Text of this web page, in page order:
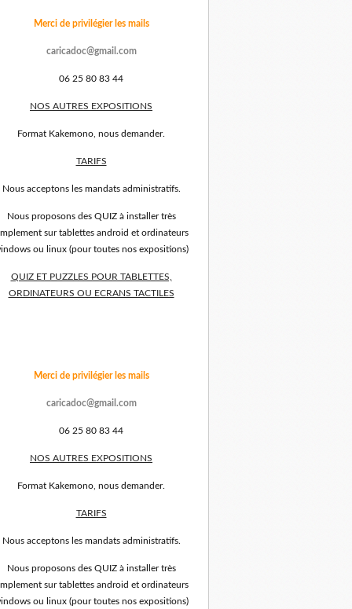
Merci de privilégier les mails
caricadoc@gmail.com
06 25 80 83 44
NOS AUTRES EXPOSITIONS
Format Kakemono, nous demander.
TARIFS
Nous acceptons les mandats administratifs.
Nous proposons des QUIZ à installer très
sur tablettes android et ordinateurs
ou linux (pour toutes nos expositions)
QUIZ ET PUZZLES POUR TABLETTES,
ORDINATEURS OU ECRANS TACTILES
Merci de privilégier les mails
caricadoc@gmail.com
06 25 80 83 44
NOS AUTRES EXPOSITIONS
Format Kakemono, nous demander.
TARIFS
Nous acceptons les mandats administratifs.
Nous proposons des QUIZ à installer très
sur tablettes android et ordinateurs
ou linux (pour toutes nos expositions)